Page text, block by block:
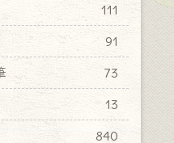
111
91
73
13
840